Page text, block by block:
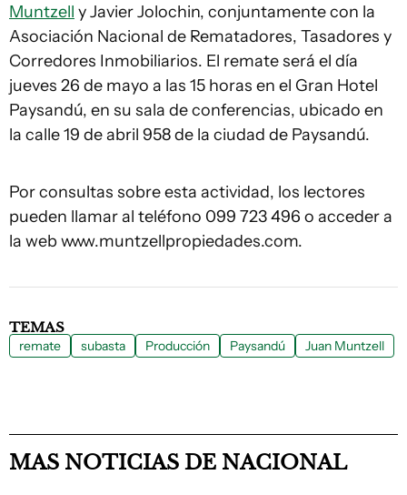
Muntzell y Javier Jolochin, conjuntamente con la
Asociación Nacional de Rematadores, Tasadores y
Corredores Inmobiliarios. El remate será el día
jueves 26 de mayo a las 15 horas en el Gran Hotel
Paysandú, en su sala de conferencias, ubicado en
la calle 19 de abril 958 de la ciudad de Paysandú.
Por consultas sobre esta actividad, los lectores
pueden llamar al teléfono 099 723 496 o acceder a
la web www.muntzellpropiedades.com.
TEMAS
remate subasta Producción Paysandú Juan Muntzell
MAS NOTICIAS DE NACIONAL